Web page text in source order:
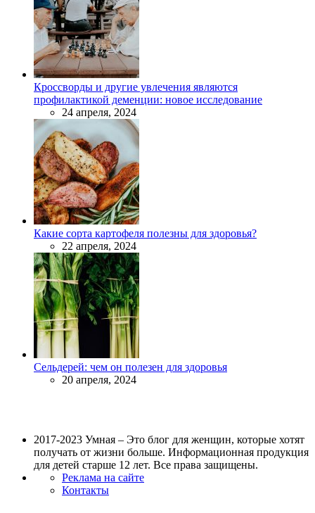
Кроссворды и другие увлечения являются
профилактикой деменции: новое исследование
24 апреля, 2024
Какие сорта картофеля полезны для здоровья?
22 апреля, 2024
Сельдерей: чем он полезен для здоровья
20 апреля, 2024
2017-2023 Умная – Это блог для женщин, которые хотят
получать от жизни больше. Информационная продукция
для детей старше 12 лет. Все права защищены.
Реклама на сайте
Контакты